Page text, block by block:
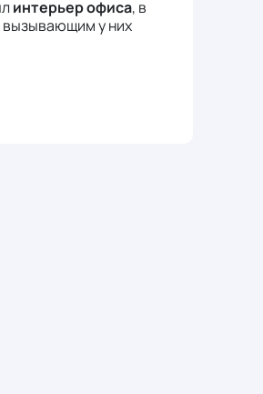
интерьер офиса, в
вызывающим у них